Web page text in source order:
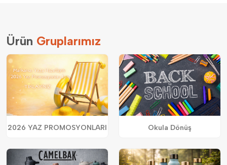
Ürün Gruplarımız
2026 YAZ PROMOSYONLARI Okula Dönüş